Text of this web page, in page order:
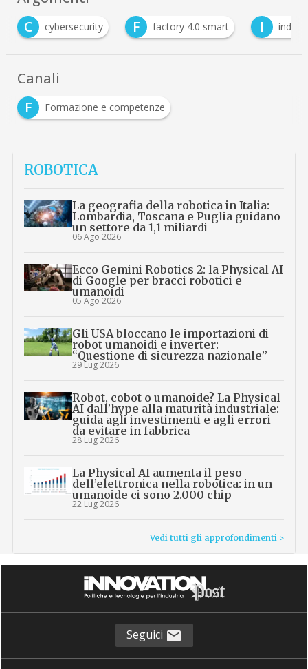
C
cybersecurity F factory 4.0 smart I
Canali
F
Formazione e competenze
ROBOTICA
La geografia della robotica in Italia:
Lombardia, Toscana e Puglia guidano
un settore da 1,1 miliardi
06 Ago 2026
Ecco Gemini Robotics 2: la Physical AI
di Google per bracci robotici e
umanoidi
05 Ago 2026
Gli USA bloccano le importazioni di
robot umanoidi e inverter:
“Questione di sicurezza nazionale”
29 Lug 2026
Robot, cobot o umanoide? La Physical
AI dall’hype alla maturità industriale:
guida agli investimenti e agli errori
da evitare in fabbrica
28 Lug 2026
La Physical AI aumenta il peso
dell’elettronica nella robotica: in un
umanoide ci sono 2.000 chip
22 Lug 2026
Vedi tutti gli approfondimenti >
Seguici